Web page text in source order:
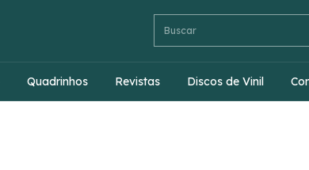
Quadrinhos Revistas Discos de Vinil